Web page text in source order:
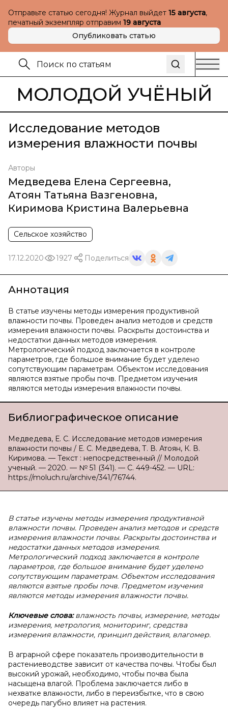
Отправьте статью сегодня! Журнал выйдет 15 августа,
печатный экземпляр отправим 19 августа
Опубликовать статью
МОЛОДОЙ УЧЁНЫЙ
Исследование методов
измерения влажности почвы
Авторы
Медведева Елена Сергеевна,
Атоян Татьяна Вазгеновна,
Киримова Кристина Валерьевна
Сельское хозяйство
17.12.2020 1927 Поделиться
Аннотация
В статье изучены методы измерения продуктивной
влажности почвы. Проведен анализ методов и средств
измерения влажности почвы. Раскрыты достоинства и
недостатки данных методов измерения.
Метрологический подход заключается в контроле
параметров, где большое внимание будет уделено
сопутствующим параметрам. Объектом исследования
являются взятые пробы почв. Предметом изучения
являются методы измерения влажности почвы.
Библиографическое описание
Медведева, Е. С. Исследование методов измерения
влажности почвы / Е. С. Медведева, Т. В. Атоян, К. В.
Киримова. — Текст : непосредственный // Молодой
ученый. — 2020. — № 51 (341). — С. 449-452. — URL:
https://moluch.ru/archive/341/76744.
В статье изучены методы измерения продуктивной
влажности почвы. Проведен анализ методов и средств
измерения влажности почвы. Раскрыты достоинства и
недостатки данных методов измерения.
Метрологический подход заключается в контроле
параметров, где большое внимание будет уделено
сопутствующим параметрам. Объектом исследования
являются взятые пробы почв. Предметом изучения
являются методы измерения влажности почвы.
Ключевые слова:влажность почвы, измерение, методы
измерения, метрология, мониторинг, средства
измерения влажности, принцип действия, влагомер.
В аграрной сфере показатель производительности в
растениеводстве зависит от качества почвы. Чтобы был
высокий урожай, необходимо, чтобы почва была
насыщена влагой. Проблема заключается либо в
нехватке влажности, либо в переизбытке, что в свою
очередь пагубно влияет на растения.